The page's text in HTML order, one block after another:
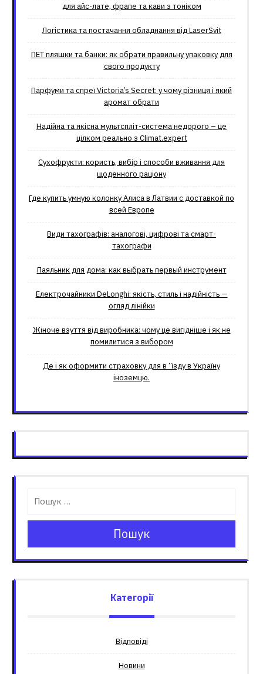
для айс-лате, фрапе та кави з тоніком
Логістика та постачання обладнання від LaserSvit
ПЕТ пляшки та банки: як обрати правильну упаковку для
свого продукту
Парфуми та спреї Victoria’s Secret: у чому різниця і який
аромат обрати
Надійна та якісна мультспліт-система недорого – це
цілком реально з Climat.еxpert
Сухофрукти: користь, вибір і способи вживання для
щоденного раціону
Где купить умную колонку Алиса в Латвии с доставкой по
всей Европе
Види тахографів: аналогові, цифрові та смарт-
тахографи
Паяльник для дома: как выбрать первый инструмент
Електрочайники DeLonghi: якість, стиль і надійність —
огляд лінійки
Жіноче взуття від виробника: чому це вигідніше і як не
помилитися з вибором
Де і як оформити страховку для вʼїзду в Україну
іноземцю.
Пошук
Категорії
Відповіді
Новини